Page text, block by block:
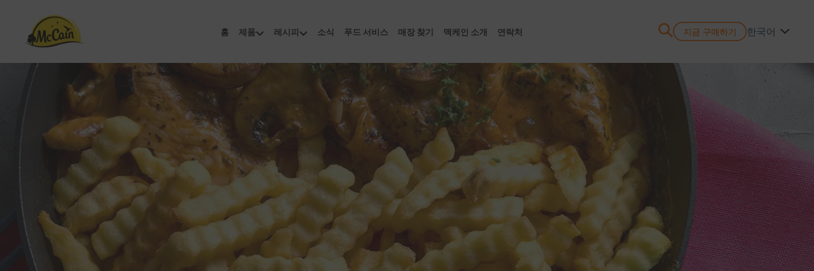
홈 제품 show submenu for "제품"
레시피 show submenu for "레시피"
소식 푸드 서비스 매장 찾기 맥케인 소개 연락처 지금 구매하기 한국어